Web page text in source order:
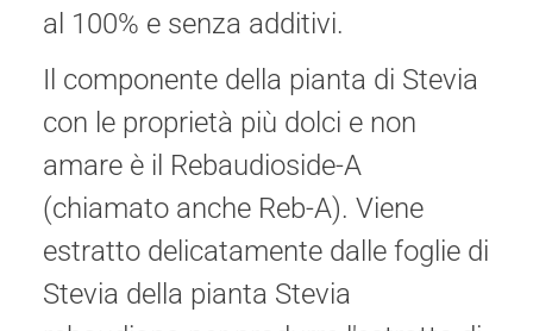
al 100% e senza additivi.
Il componente della pianta di Stevia
con le proprietà più dolci e non
amare è il Rebaudioside-A
(chiamato anche Reb-A). Viene
estratto delicatamente dalle foglie di
Stevia della pianta Stevia